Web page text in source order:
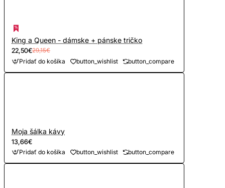
King a Queen - dámske + pánske tričko
22,50€29,15€
Pridať do košíka button_wishlist button_compare
Moja šálka kávy
13,66€
Pridať do košíka button_wishlist button_compare